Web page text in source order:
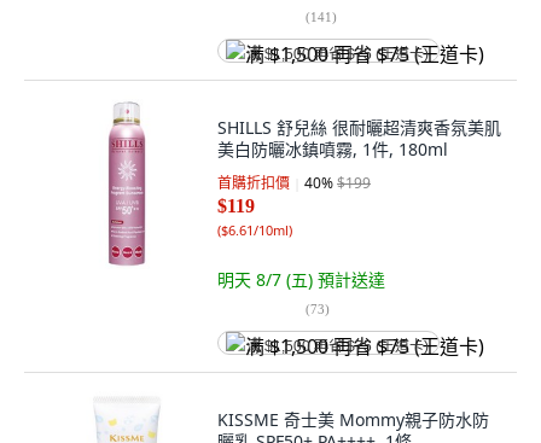
(141)
满 $1,500 再省 $75 (王道卡)
SHILLS 舒兒絲 很耐曬超清爽香氛美肌
美白防曬冰鎮噴霧, 1件, 180ml
首購折扣價 40%$199
$119
($6.61/10ml)
明天 8/7 (五) 預計送達
(73)
满 $1,500 再省 $75 (王道卡)
KISSME 奇士美 Mommy親子防水防